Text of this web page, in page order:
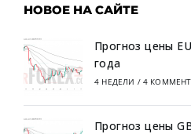
НОВОЕ НА САЙТЕ
Прогноз цены
года
4 НЕДЕЛИ / 4
Прогноз цены